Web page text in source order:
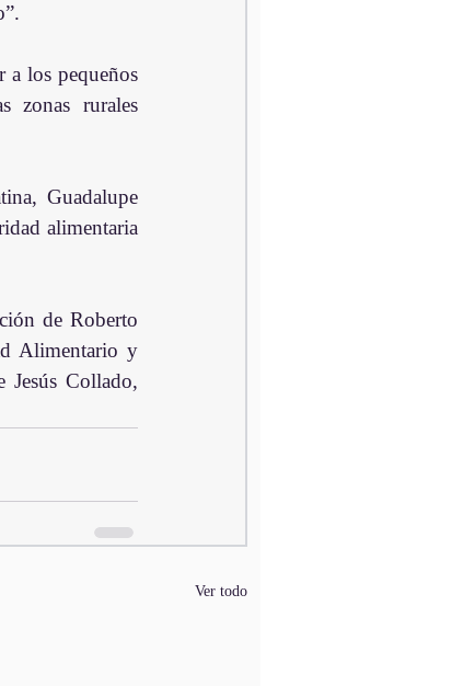
a los pequeños
zonas rurales
Guadalupe
alimentaria
de Roberto
Alimentario y
Collado,
Ver todo